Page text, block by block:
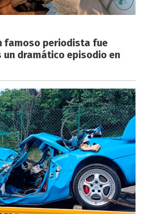
famoso periodista fue
dramático episodio en